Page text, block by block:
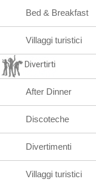
Bed & Breakfast
Villaggi turistici
Divertirti
After Dinner
Discoteche
Divertimenti
Villaggi turistici